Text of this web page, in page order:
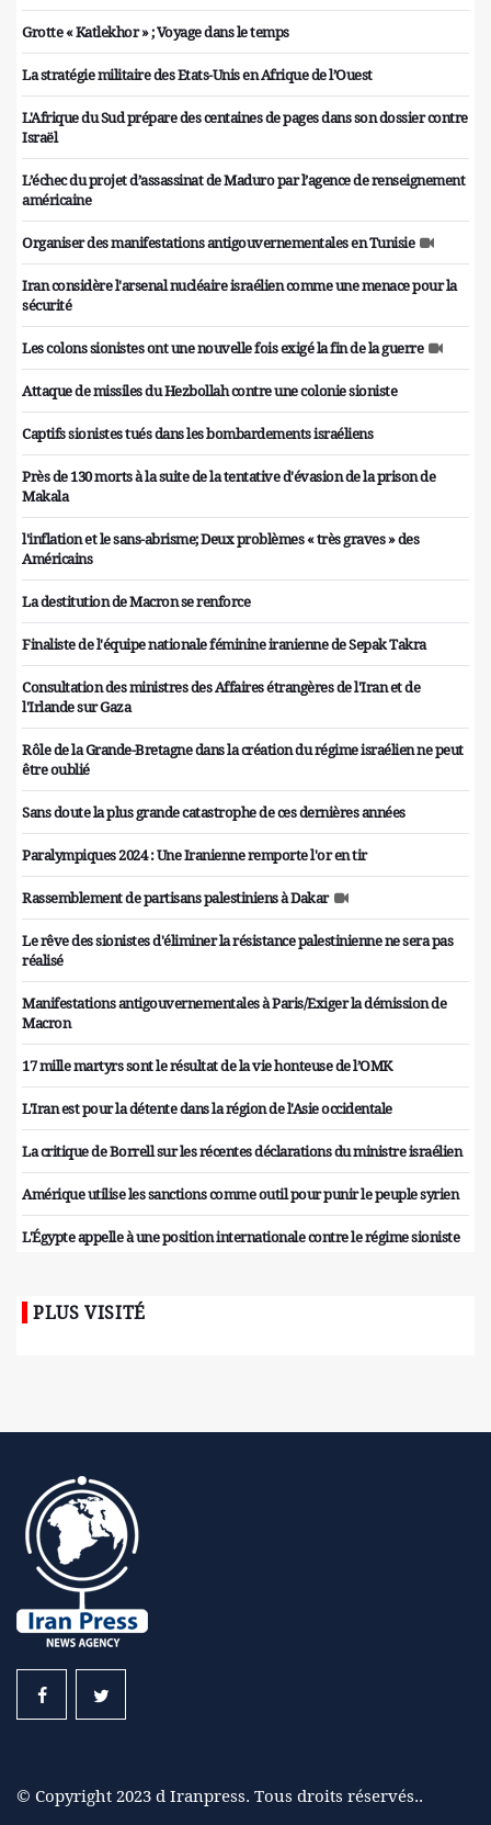
Grotte « Katlekhor » ; Voyage dans le temps
La stratégie militaire des Etats-Unis en Afrique de l’Ouest
L'Afrique du Sud prépare des centaines de pages dans son dossier contre
Israël
L’échec du projet d’assassinat de Maduro par l’agence de renseignement
américaine
Organiser des manifestations antigouvernementales en Tunisie
Iran considère l'arsenal nucléaire israélien comme une menace pour la
sécurité
Les colons sionistes ont une nouvelle fois exigé la fin de la guerre
Attaque de missiles du Hezbollah contre une colonie sioniste
Captifs sionistes tués dans les bombardements israéliens
Près de 130 morts à la suite de la tentative d'évasion de la prison de
Makala
l'inflation et le sans-abrisme; Deux problèmes « très graves » des
Américains
La destitution de Macron se renforce
Finaliste de l'équipe nationale féminine iranienne de Sepak Takra
Consultation des ministres des Affaires étrangères de l'Iran et de
l'Irlande sur Gaza
Rôle de la Grande-Bretagne dans la création du régime israélien ne peut
être oublié
Sans doute la plus grande catastrophe de ces dernières années
Paralympiques 2024 : Une Iranienne remporte l'or en tir
Rassemblement de partisans palestiniens à Dakar
Le rêve des sionistes d'éliminer la résistance palestinienne ne sera pas
réalisé
Manifestations antigouvernementales à Paris/Exiger la démission de
Macron
17 mille martyrs sont le résultat de la vie honteuse de l’OMK
L'Iran est pour la détente dans la région de l'Asie occidentale
La critique de Borrell sur les récentes déclarations du ministre israélien
Amérique utilise les sanctions comme outil pour punir le peuple syrien
L'Égypte appelle à une position internationale contre le régime sioniste
PLUS VISITÉ
© Copyright 2023 d Iranpress. Tous droits réservés..